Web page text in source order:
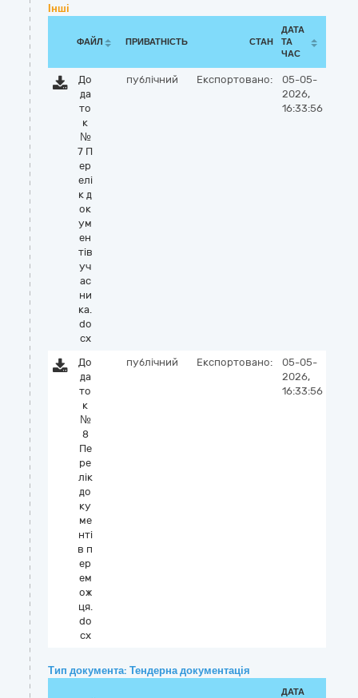
Інші
ФАЙЛ ПРИВАТНІСТЬ СТАН
ДАТА
ТА
ЧАС
До
да
то
к
№
7 П
ер
елі
к д
ок
ум
ен
тів
уч
ас
ни
ка.
do
cx
публічний Експортовано:
05-05-
2026,
16:33:56
До
да
то
к
№
8
Пе
ре
лік
до
ку
ме
нті
в п
ер
ем
ож
ця.
do
cx
публічний Експортовано:
05-05-
2026,
16:33:56
Тип документа: Тендерна документація
ДАТА